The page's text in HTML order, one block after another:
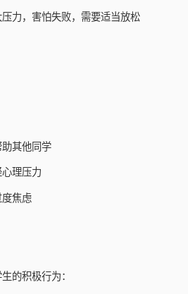
力，害怕失败，需要适当放松
其他同学
理压力
焦虑
的积极行为：